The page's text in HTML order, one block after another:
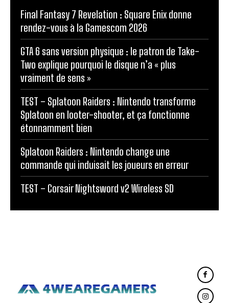
Final Fantasy 7 Revelation : Square Enix donne
rendez-vous à la Gamescom 2026
GTA 6 sans version physique : le patron de Take-
Two explique pourquoi le disque n’a « plus
vraiment de sens »
TEST – Splatoon Raiders : Nintendo transforme
Splatoon en looter-shooter, et ça fonctionne
étonnamment bien
Splatoon Raiders : Nintendo change une
commande qui induisait les joueurs en erreur
TEST – Corsair Nightsword v2 Wireless SD